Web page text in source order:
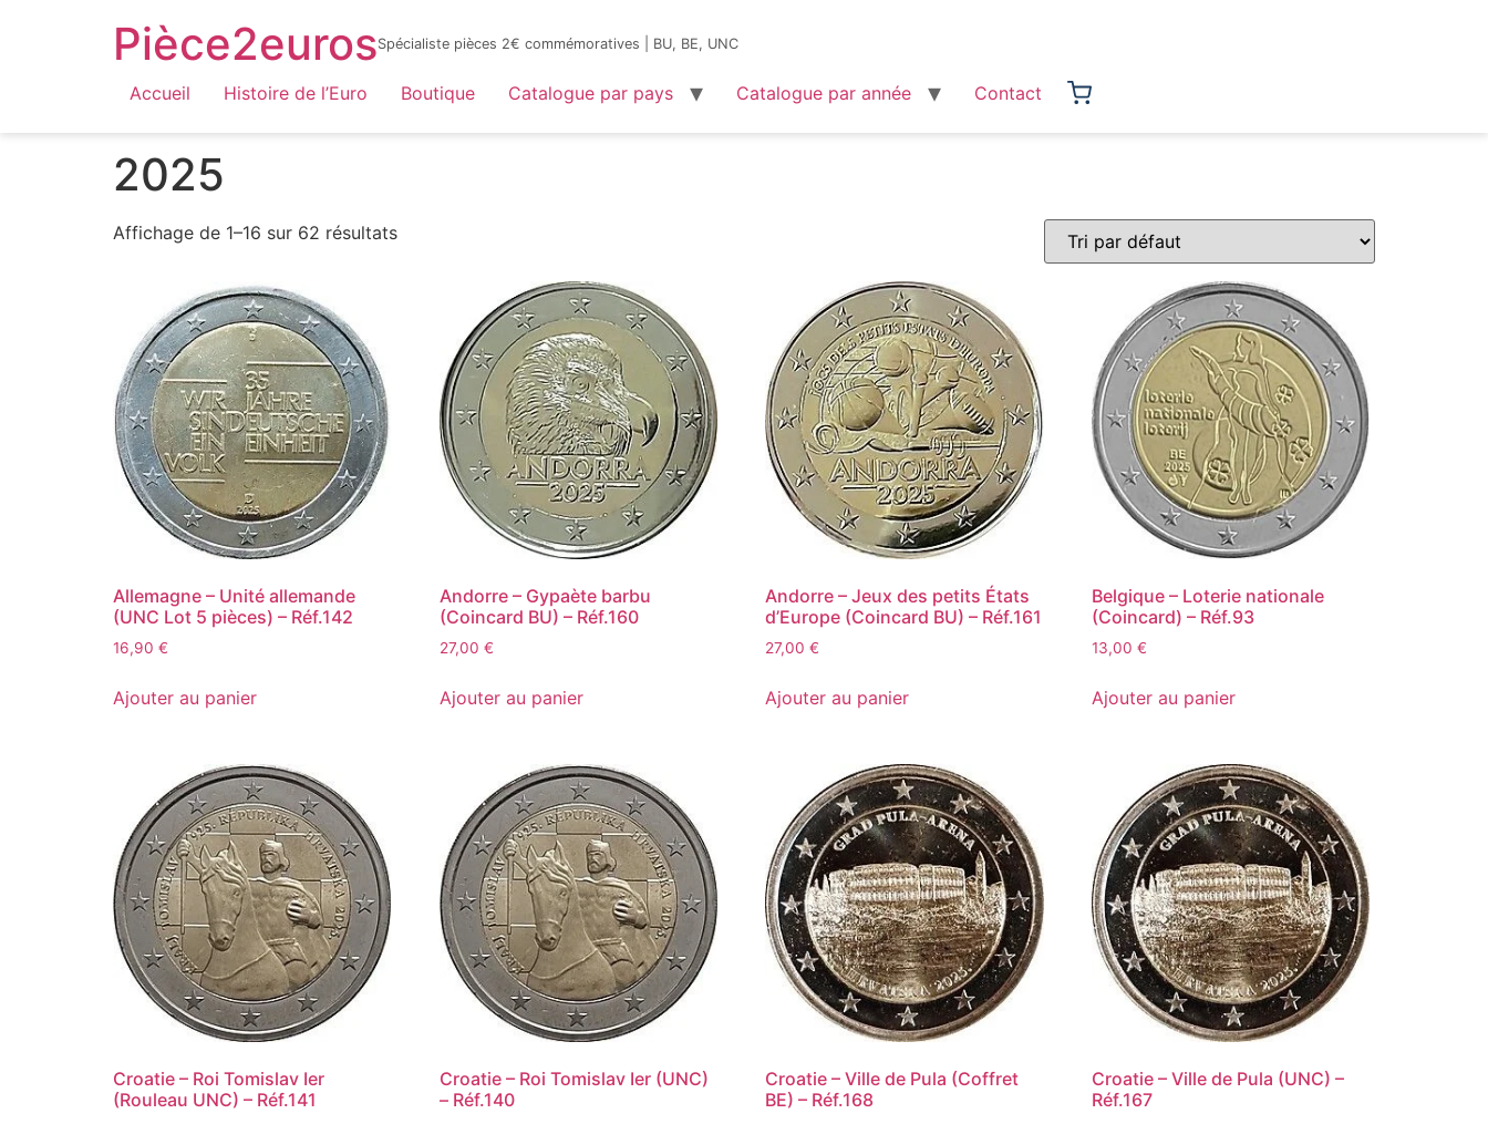
LnyacO_HdHZmhxKtnaFXQuhcbF-jYnbRWJOFBf_6sYY
Pièce2eurosSpécialiste pièces 2€ commémoratives | BU, BE, UNC
Accueil Histoire de l’Euro Boutique Catalogue par pays Catalogue par année
Contact
2025
Affichage de 1–16 sur 62 résultats
Allemagne – Unité allemande
(UNC Lot 5 pièces) – Réf.142
16,90 €
Ajouter au panier
Andorre – Gypaète barbu
(Coincard BU) – Réf.160
27,00 €
Ajouter au panier
Andorre – Jeux des petits États
d’Europe (Coincard BU) – Réf.161
27,00€
Ajouter au panier
Belgique – Loterie nationale
(Coincard) – Réf.93
13,00€
Ajouter au panier
Croatie – Roi Tomislav Ier
(Rouleau UNC) – Réf.141
Croatie – Roi Tomislav Ier (UNC)
– Réf.140
Croatie – Ville de Pula (Coffret
BE) – Réf.168
Croatie – Ville de Pula (UNC) –
Réf.167